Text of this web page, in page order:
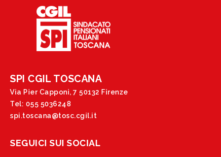
SPI CGIL TOSCANA
Via Pier Capponi, 7 50132 Firenze
Tel: 055 5036248
spi.toscana@tosc.cgil.it
SEGUICI SUI SOCIAL